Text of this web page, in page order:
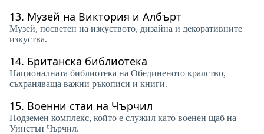
13. Музей на Виктория и Албърт
Музей, посветен на изкуството, дизайна и декоративните
изкуства.
14. Британска библиотека
Националната библиотека на Обединеното кралство,
съхраняваща важни ръкописи и книги.
15. Военни стаи на Чърчил
Подземен комплекс, който е служил като военен щаб на
Уинстън Чърчил.